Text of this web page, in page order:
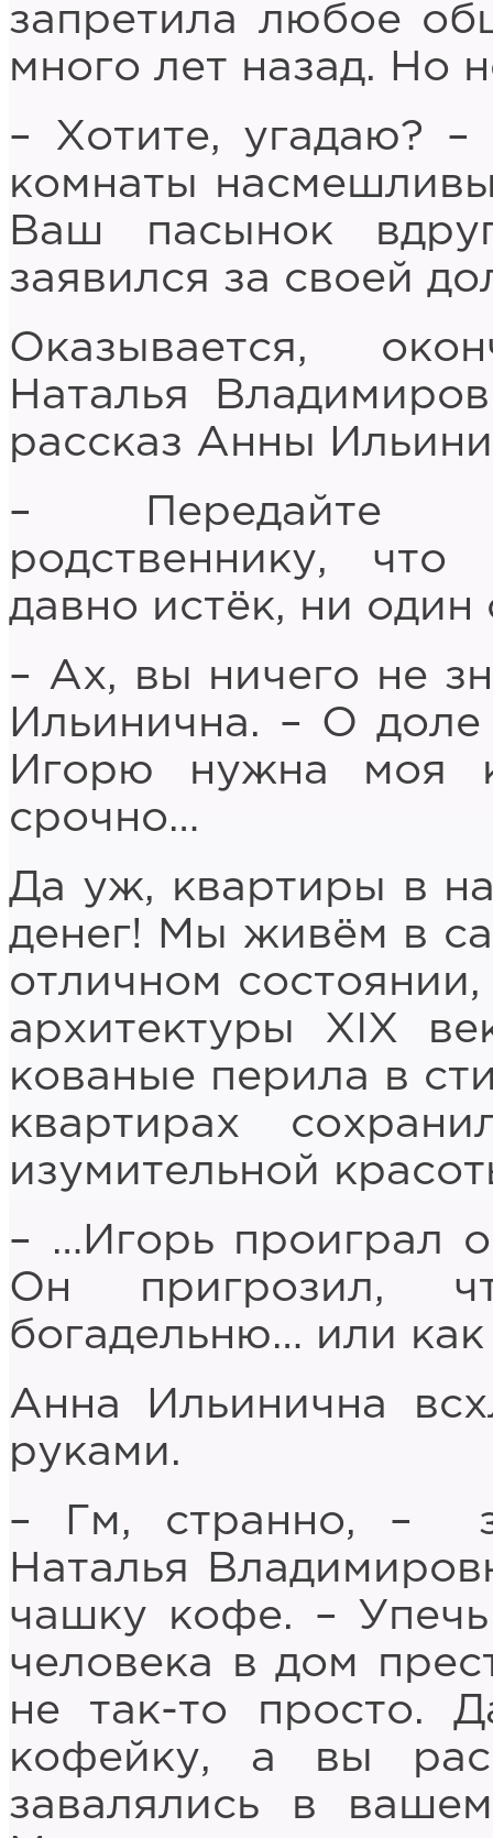
запретила любое
много лет назад. Но
– Хотите, угадаю?
комнаты
Ваш пасынок
заявился за своей
Оказывается,
Наталья
рассказ Анны
– Передайте
родственнику,
давно истёк, ни
– Ах, вы ничего не
Ильинична. – О доле
Игорю нужна моя
срочно…
Да уж, квартиры в
денег! Мы живём в
отличном
архитектуры XIX
кованые перила в
квартирах
изумительной
– …Игорь проиграл
Он пригрозил,
богадельню… или
Анна Ильинична
руками.
– Гм, странно, –
Наталья
чашку кофе. –
человека в дом
не так-то просто.
кофейку, а вы
завалялись в